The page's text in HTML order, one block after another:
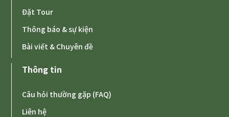
Đặt Tour
Thông báo & sự kiện
Bài viết & Chuyên đề
Thông tin
Câu hỏi thường gặp (FAQ)
Liên hệ